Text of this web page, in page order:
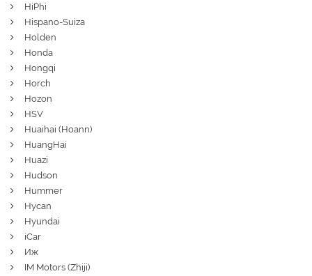
HiPhi
Hispano-Suiza
Holden
Honda
Hongqi
Horch
Hozon
HSV
Huaihai (Hoann)
HuangHai
Huazi
Hudson
Hummer
Hycan
Hyundai
iCar
Иж
IM Motors (Zhiji)